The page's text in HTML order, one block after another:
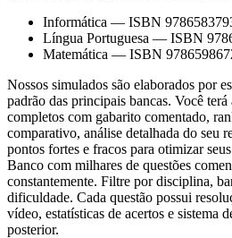
Informática — ISBN
Língua Portuguesa — ISBN
Matemática — ISBN
Nossos simulados são elaborados por
padrão das principais bancas. Você terá
completos com gabarito comentado,
comparativo, análise detalhada do seu
pontos fortes e fracos para otimizar
Banco com milhares de questões
constantemente. Filtre por disciplina,
dificuldade. Cada questão possui
vídeo, estatísticas de acertos e sistema
posterior.